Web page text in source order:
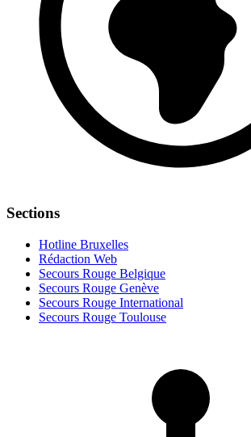
Sections
Hotline Bruxelles
Rédaction Web
Secours Rouge Belgique
Secours Rouge Genève
Secours Rouge International
Secours Rouge Toulouse